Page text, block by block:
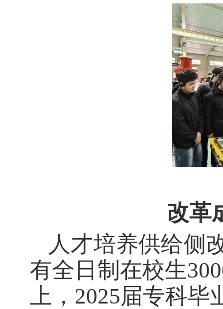
改革
人才培养供给侧
有全日制在校生
上，2025届专科毕